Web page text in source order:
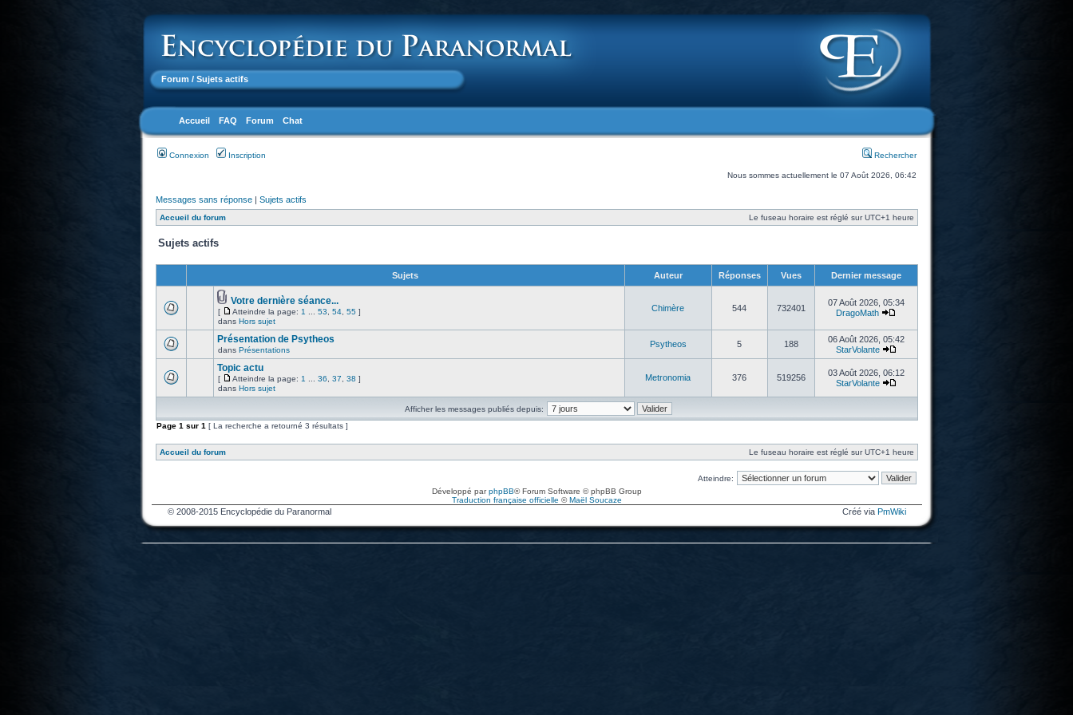
Forum / Sujets actifs
Accueil FAQ Forum Chat
Connexion Inscription Rechercher
Nous sommes actuellement le 07 Août 2026, 06:42
Messages sans réponse| Sujets actifs
Accueil du forum Le fuseau horaire est réglé sur UTC+1 heure
Sujets actifs
Sujets Auteur Réponses Vues Dernier message
Votre dernière séance...
[ Atteindre la page: 1 53 54, 55]
dans Hors sujet
Chimère 544 732401
07 Août 2026, 05:34
DragoMath
Présentation de Psytheos
dans Présentations
Psytheos 5 188
06 Août 2026, 05:42
StarVolante
Topic actu
[ Atteindre la page: 1 36 37 38 ]
dans Hors sujet
Metronomia 376 519256
03 Août 2026, 06:12
StarVolante
Afficher les messages publiés depuis:
Page 1 sur 1 [ La recherche a retourné 3 résultats ]
Accueil du forum Le fuseau horaire est réglé sur UTC+1 heure
Atteindre:
Développé parphpBB® Forum Software © phpBB Group
Traduction française officielle ©Maël Soucaze
© 2008-2015 Encyclopédie du Paranormal Créé via PmWiki